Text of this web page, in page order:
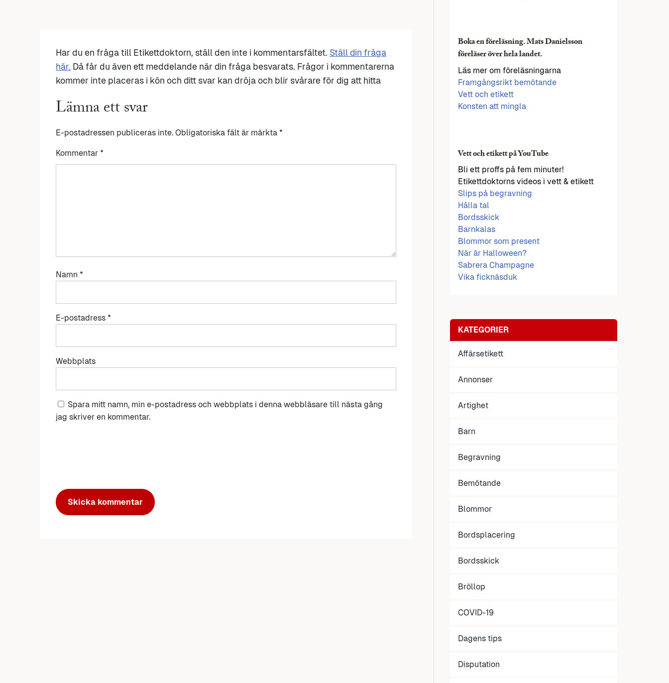
Har du en fråga till Etikettdoktorn, ställ den inte i kommentarsfältet. Ställ din fråga
här. Då får du även ett meddelande när din fråga besvarats. Frågor i kommentarerna
kommer inte placeras i kön och ditt svar kan dröja och blir svårare för dig att hitta
Lämna ett svar
E-postadressen publiceras inte. Obligatoriska fält är märkta *
Kommentar *
Namn *
E-postadress *
Webbplats
Spara mitt namn, min e-postadress och webbplats i denna webbläsare till nästa gång
jag skriver en kommentar.
Boka en föreläsning. Mats Danielsson
föreläser över hela landet.
Läs mer om föreläsningarna
Framgångsrikt bemötande
Vett och etikett
Konsten att mingla
Vett och etikett på YouTube
Bli ett proffs på fem minuter!
Etikettdoktorns videos i vett & etikett
Slips på begravning
Hålla tal
Bordsskick
Barnkalas
Blommor som present
När är Halloween?
Sabrera Champagne
Vika ficknäsduk
KATEGORIER
Affärsetikett
Annonser
Artighet
Barn
Begravning
Bemötande
Blommor
Bordsplacering
Bordsskick
Bröllop
COVID-19
Dagens tips
Disputation